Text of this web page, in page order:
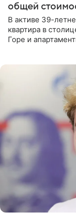
общей
В активе 39-
квартира в
Горе и